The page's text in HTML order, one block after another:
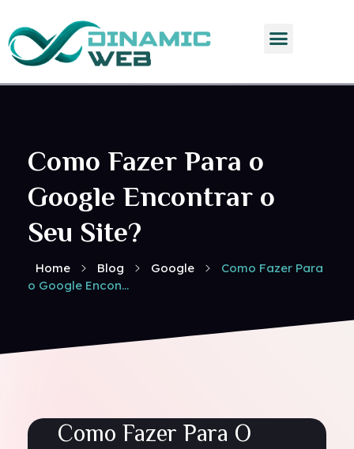
Home Blog Google
Como Fazer Para
o Google Encon...
Como Fazer Para o
Google Encontrar o
Seu Site?
Como Fazer Para O